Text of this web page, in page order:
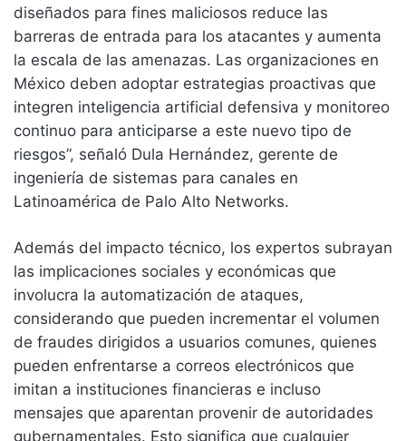
diseñados para fines maliciosos reduce las
barreras de entrada para los atacantes y aumenta
la escala de las amenazas. Las organizaciones en
México deben adoptar estrategias proactivas que
integren inteligencia artificial defensiva y monitoreo
continuo para anticiparse a este nuevo tipo de
riesgos”, señaló Dula Hernández, gerente de
ingeniería de sistemas para canales en
Latinoamérica de Palo Alto Networks.
Además del impacto técnico, los expertos subrayan
las implicaciones sociales y económicas que
involucra la automatización de ataques,
considerando que pueden incrementar el volumen
de fraudes dirigidos a usuarios comunes, quienes
pueden enfrentarse a correos electrónicos que
imitan a instituciones financieras e incluso
mensajes que aparentan provenir de autoridades
gubernamentales. Esto significa que cualquier